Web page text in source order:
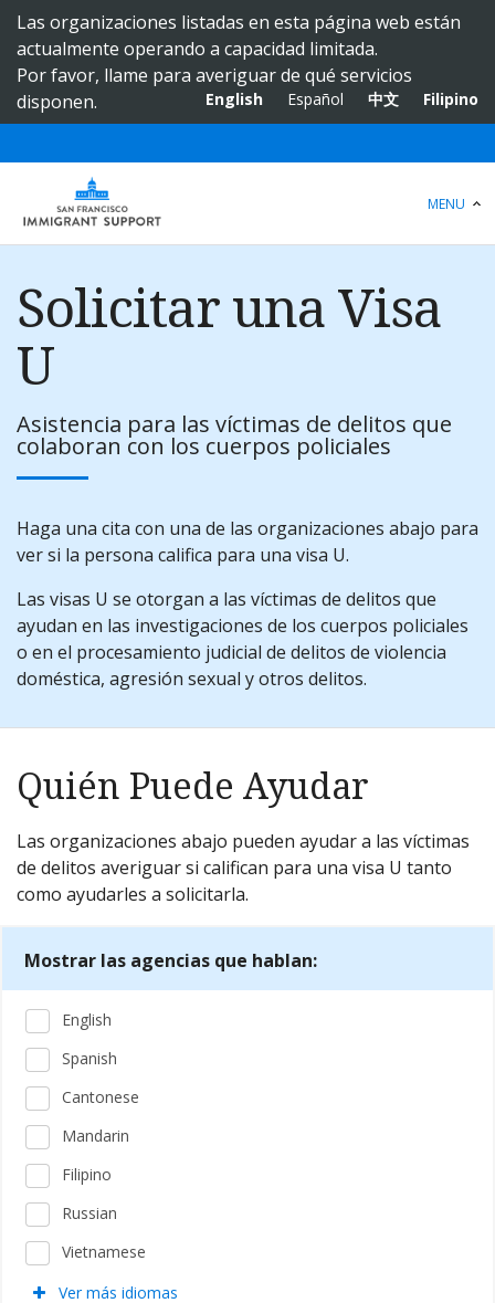
t
n
Las organizaciones listadas en esta página web están
actualmente operando a capacidad limitada.
Por favor, llame para averiguar de qué servicios
disponen.
English Español 中文 Filipino
MENU
Solicitar una Visa
U
Asistencia para las víctimas de delitos que
colaboran con los cuerpos policiales
Haga una cita con una de las organizaciones abajo para
ver si la persona califica para una visa U.
Las visas U se otorgan a las víctimas de delitos que
ayudan en las investigaciones de los cuerpos policiales
o en el procesamiento judicial de delitos de violencia
doméstica, agresión sexual y otros delitos.
Quién Puede Ayudar
Las organizaciones abajo pueden ayudar a las víctimas
de delitos averiguar si califican para una visa U tanto
como ayudarles a solicitarla.
Mostrar las agencias que hablan:
English
Spanish
Cantonese
Mandarin
Filipino
Russian
Vietnamese
Ver más idiomas